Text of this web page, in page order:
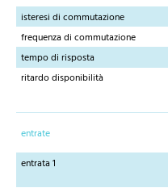
isteresi di commutazione
frequenza di commutazione
tempo di risposta
ritardo disponibilità
entrate
entrata 1